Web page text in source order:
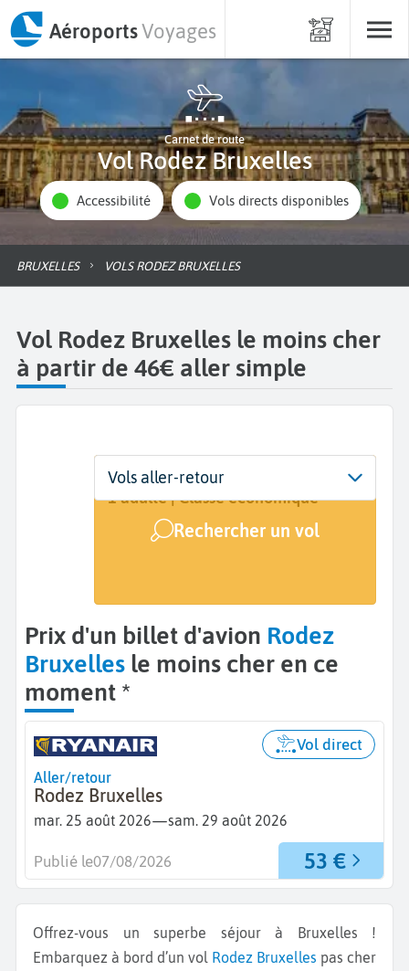
AéroportsVoyages
Carnet de route
Vol Rodez Bruxelles
Accessibilité Vols directs disponibles
BRUXELLES VOLS RODEZ BRUXELLES
Vol Rodez Bruxelles le moins cher
à partir de 46€ aller simple
Départ
Rodez (RDZ)
Dates
25 août - 29 août
Voyageurs | Classe
1 adulte | Classe économique
Rechercher un vol
Vols aller-retour
Prix d'un billet d'avion Rodez
Bruxelles le moins cher en ce
moment *
Aller/retour
Rodez Bruxelles
mar. 25 août 2026—sam. 29 août 2026
Vol direct
53 €
Publié le07/08/2026
Offrez-vous un superbe séjour à Bruxelles !
Embarquez à bord d’un vol Rodez Bruxelles pas cher